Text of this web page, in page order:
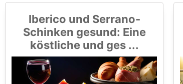
Iberico und Serrano-
Schinken gesund: Eine
köstliche und ges ...